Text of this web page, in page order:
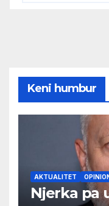
Keni humbur
AKTUALITET
Njerka pa